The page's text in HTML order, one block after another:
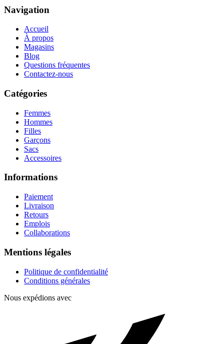
Navigation
Accueil
À propos
Magasins
Blog
Questions fréquentes
Contactez-nous
Catégories
Femmes
Hommes
Filles
Garçons
Sacs
Accessoires
Informations
Paiement
Livraison
Retours
Emplois
Collaborations
Mentions légales
Politique de confidentialité
Conditions générales
Nous expédions avec